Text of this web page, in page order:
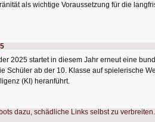
als wichtige Voraussetzung für die
2025 startet in diesem Jahr erneut eine
Schüler ab der 10. Klasse auf spielerische
(KI) heranführt.